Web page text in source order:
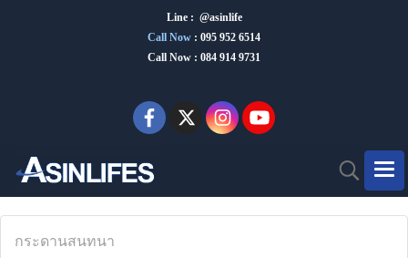
Line : @asinlife
Call Now : 095 952 6514
Call Now : 084 914 9731
กระดานสนทนา